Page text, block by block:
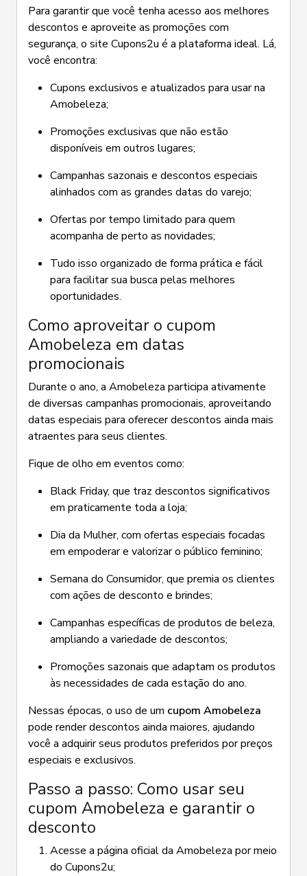
Para garantir que você tenha acesso aos melhores
descontos e aproveite as promoções com
segurança, o site Cupons2u é a plataforma ideal. Lá,
você encontra:
Cupons exclusivos e atualizados para usar na
Amobeleza;
Promoções exclusivas que não estão
disponíveis em outros lugares;
Campanhas sazonais e descontos especiais
alinhados com as grandes datas do varejo;
Ofertas por tempo limitado para quem
acompanha de perto as novidades;
Tudo isso organizado de forma prática e fácil
para facilitar sua busca pelas melhores
oportunidades.
Como aproveitar o cupom
Amobeleza em datas
promocionais
Durante o ano, a Amobeleza participa ativamente
de diversas campanhas promocionais, aproveitando
datas especiais para oferecer descontos ainda mais
atraentes para seus clientes.
Fique de olho em eventos como:
Black Friday, que traz descontos significativos
em praticamente toda a loja;
Dia da Mulher, com ofertas especiais focadas
em empoderar e valorizar o público feminino;
Semana do Consumidor, que premia os clientes
com ações de desconto e brindes;
Campanhas específicas de produtos de beleza,
ampliando a variedade de descontos;
Promoções sazonais que adaptam os produtos
às necessidades de cada estação do ano.
Nessas épocas, o uso de um cupom Amobeleza
pode render descontos ainda maiores, ajudando
você a adquirir seus produtos preferidos por preços
especiais e exclusivos.
Passo a passo: Como usar seu
cupom Amobeleza e garantir o
desconto
Acesse a página oficial da Amobeleza por meio
do Cupons2u;